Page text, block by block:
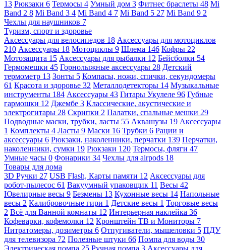
13 Рюкзаки 6 Термосы 4 Умный дом 3 Фитнес браслеты 48 Mi
Band 2 8 Mi Band 3 4 Mi Band 4 7 Mi Band 5 27 Mi Band 9 2
Чехлы для наушников 7
Туризм, спорт и здоровье
Аксессуары для велосипедов 18 Аксессуары для мотоциклов
210 Аксессуары 18 Мотоциклы 9 Шлема 146 Кофры 22
Мотозащита 15 Аксессуары для рыбалки 12 Бейсболки 54
Гермомешки 45 Горнолыжные аксессуары 28 Детский
термометр 13 Зонты 5 Компасы, ножи, спички, секундомеры
61 Красота и здоровье 32 Металлодетекторы 14 Музыкальные
инструменты 184 Аксессуары 43 Гитары Укулеле 96 Губные
гармошки 12 Джембе 3 Классические, акустические и
электрогитары 28 Скрипки 2 Палатки, спальные мешки 29
Подводные маски, трубки, ласты 55 Аквашузы 19 Аксессуары
1 Комплекты 4 Ласты 9 Маски 16 Трубки 6 Рации и
аксессуары 6 Рюкзаки, наколенники, перчатки 139 Перчатки,
наколенники, сумки 19 Рюкзаки 120 Термосы, фляги 47
Умные часы 0 Фонарики 34 Чехлы для airpods 18
Товары для дома
3D Ручки 27 USB Flash, Карты памяти 12 Аксессуары для
робот-пылесос 61 Вакуумный упаковщик 11 Весы 42
Ювелирные весы 9 Безмены 13 Кухонные весы 14 Напольные
весы 2 Калибровочные гири 1 Детские весы 1 Торговые весы
2 Всё для Ванной комнаты 12 Интерьерная наклейка 36
Кофеварки, кофемолки 12 Кронштейн ТВ и Мониторы 7
Нитратомеры, дозиметры 6 Отпугиватели, мышеловки 5 ПДУ
для телевизора 72 Полезные штуки 66 Помпа для воды 30
Электрическая помпа 25 Ручная помпа 3 Аксессуары для